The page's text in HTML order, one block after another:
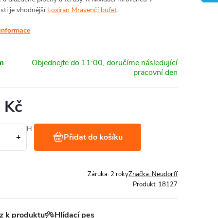
je vhodnější Loxiran Mravenčí bufet.
bez DPH
/ 1 kg Přidat do košíku
Značka: Neudorff
Záruka: 2 roky
Produkt: 18127
k produktu Hlídací pes